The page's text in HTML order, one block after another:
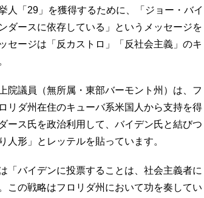
「29」を獲得するために、「ジョー・バイ
ダースに依存している」というメッセージを
セージは「反カストロ」「反社会主義」のキ
議員（無所属・東部バーモント州）は、フ
リダ州在住のキューバ系米国人から支持を得
ース氏を政治利用して、バイデン氏と結びつ
人形」とレッテルを貼っています。
バイデンに投票することは、社会主義者に
この戦略はフロリダ州において功を奏してい